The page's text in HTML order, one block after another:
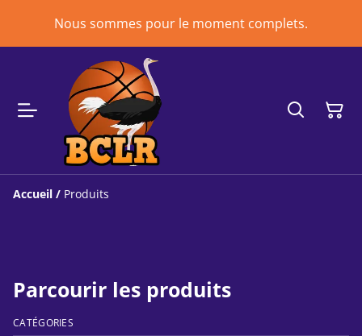
Nous sommes pour le moment complets.
Accueil / Produits
Parcourir les produits
CATÉGORIES